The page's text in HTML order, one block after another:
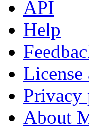
API
Help
License
Privacy
About